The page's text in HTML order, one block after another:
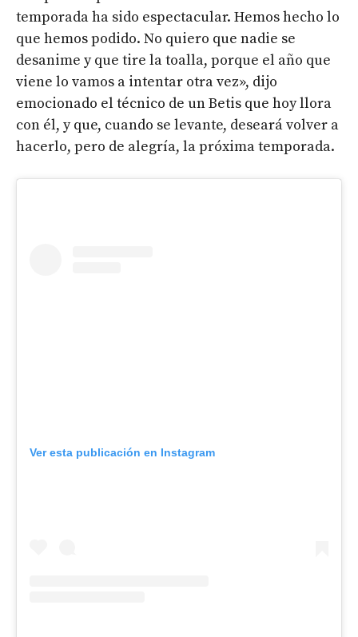
temporada ha sido espectacular. Hemos hecho lo
que hemos podido. No quiero que nadie se
desanime y que tire la toalla, porque el año que
viene lo vamos a intentar otra vez», dijo
emocionado el técnico de un Betis que hoy llora
con él, y que, cuando se levante, deseará volver a
hacerlo, pero de alegría, la próxima temporada.
Ver esta publicación en Instagram